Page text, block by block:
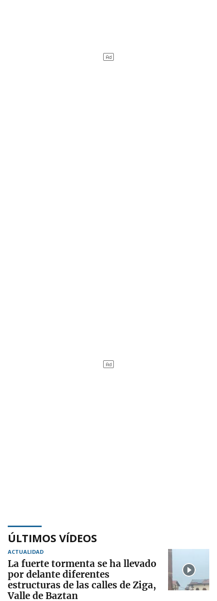
ÚLTIMOS VÍDEOS
ACTUALIDAD
La fuerte tormenta se ha llevado
por delante diferentes
estructuras de las calles de Ziga,
Valle de Baztan